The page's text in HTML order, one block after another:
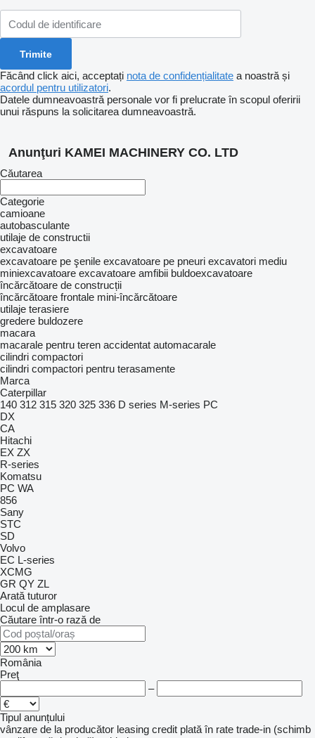
Făcând click aici, acceptați nota de confidențialitate a noastră și
acordul pentru utilizatori.
Datele dumneavoastră personale vor fi prelucrate în scopul oferirii
unui răspuns la solicitarea dumneavoastră.
Anunţuri KAMEI MACHINERY CO. LTD
Căutarea
Categorie
camioane
autobasculante
utilaje de constructii
excavatoare
excavatoare pe şenile excavatoare pe pneuri excavatori mediu
miniexcavatoare excavatoare amfibii buldoexcavatoare
încărcătoare de construcții
încărcătoare frontale mini-încărcătoare
utilaje terasiere
gredere buldozere
macara
macarale pentru teren accidentat automacarale
cilindri compactori
cilindri compactori pentru terasamente
Marca
Caterpillar
140 312 315 320 325 336 D series M-series PC
DX
CA
Hitachi
EX ZX
R-series
Komatsu
PC WA
856
Sany
STC
SD
Volvo
EC L-series
XCMG
GR QY ZL
Arată tuturor
Locul de amplasare
Căutare într-o rază de
România
Preţ
–
Tipul anunțului
vânzare de la producător leasing credit plată în rate trade-in (schimb